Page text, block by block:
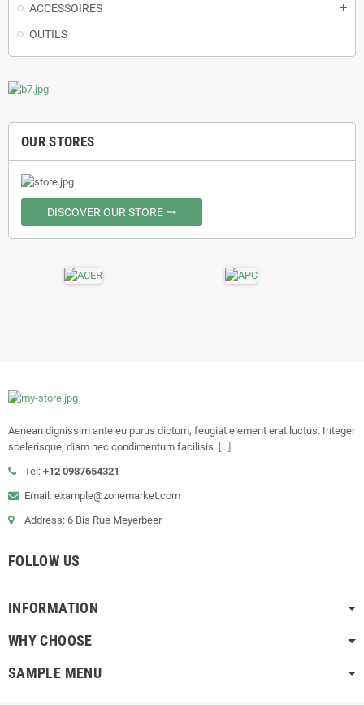
ACCESSOIRES
add
OUTILS
OUR STORES
DISCOVER OUR STORE trending_flat
Aenean dignissim ante eu purus dictum, feugiat element erat luctus. Integer
scelerisque, diam nec condimentum facilisis. [...]
Tel: +12 0987654321
Email: example@zonemarket.com
Address: 6 Bis Rue Meyerbeer
FOLLOW US
INFORMATION
WHY CHOOSE
SAMPLE MENU